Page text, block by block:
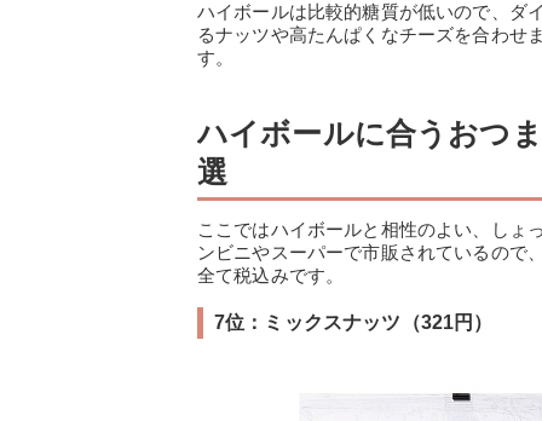
ハイボールは比較的糖質が低いので、ダ
るナッツや高たんぱくなチーズを合わせ
す。
ハイボールに合うおつ
選
ここではハイボールと相性のよい、しょ
ンビニやスーパーで市販されているので
全て税込みです。
7位：ミックスナッツ（321円）